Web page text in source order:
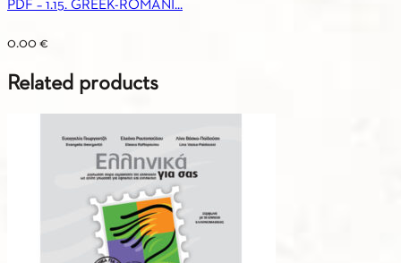
PDF – 1.15. GREEK-ROMANI...
0.00 €
Related products